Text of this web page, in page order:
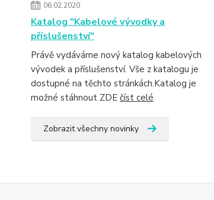
06.02.2020
Katalog "Kabelové vývodky a
příslušenství"
Právě vydáváme nový katalog kabelových
vývodek a příslušenství. Vše z katalogu je
dostupné na těchto stránkách.Katalog je
možné stáhnout ZDE číst celé
Zobrazit všechny novinky